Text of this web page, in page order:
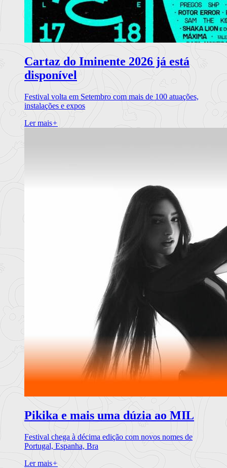
Cartaz do Iminente 2026 já está
disponível
Festival volta em Setembro com mais de 100 atuações,
instalações e expos
Ler mais+
Pikika e mais uma dúzia ao MIL
Festival chega à décima edição com novos nomes de
Portugal, Espanha, Bra
Ler mais+